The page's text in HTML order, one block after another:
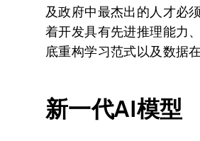
及政府中最杰出的人才必
着开发具有先进推理能力
底重构学习范式以及数据
新一代AI模型